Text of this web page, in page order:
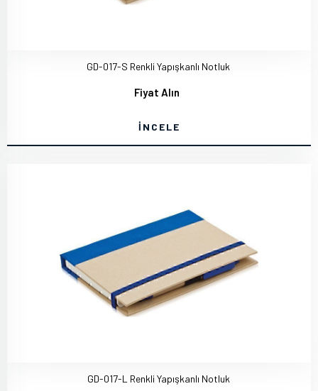
GD-017-S Renkli Yapışkanlı Notluk
Fiyat Alın
İNCELE
GD-017-L Renkli Yapışkanlı Notluk